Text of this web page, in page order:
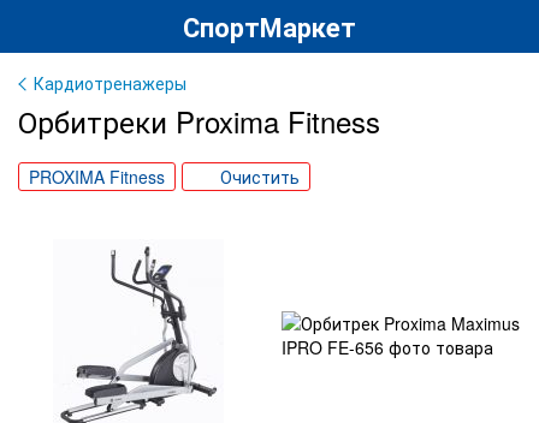
СпортМаркет
Кардиотренажеры
Орбитреки Proxima Fitness
PROXIMA Fitness Очистить